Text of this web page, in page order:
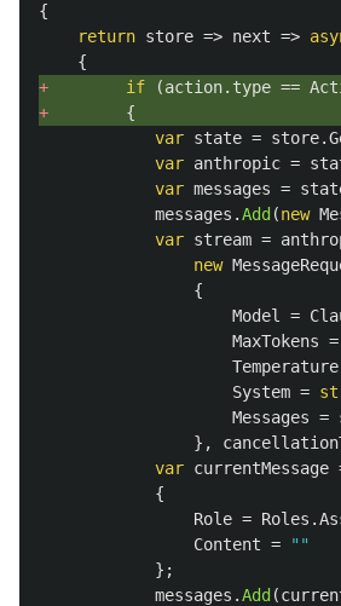
{
return store => next =>
{
+
if (action. type ==
+
{
var state = store.
var anthropic =
var messages =
messages .Add (new
var stream =
new
{
Model
=
MaxTokens =
Temperature
System =
Messages =
},
var currentMessage
{
Role = Roles .
Content =
""
};
messages .Add (